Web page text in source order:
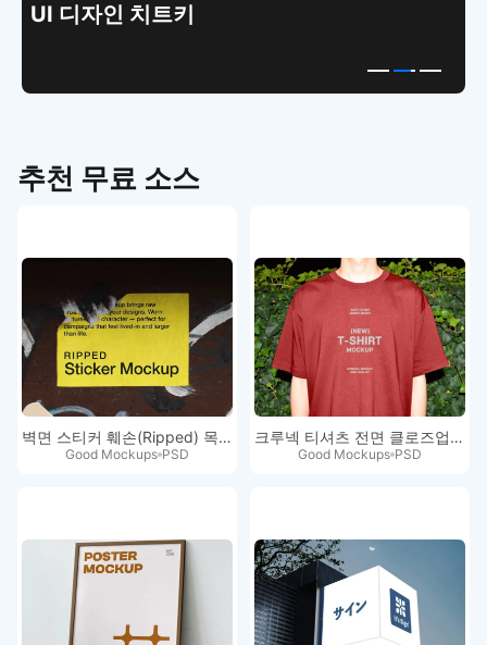
UI 디자인 치트키
추천 무료 소스
벽면 스티커 훼손(Ripped) 목업
Good Mockups PSD
크루넥 티셔츠 전면 클로즈업 목업
Good Mockups PSD